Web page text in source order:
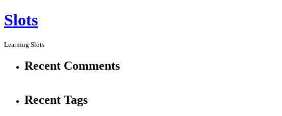
Slots
Learning Slots
Recent Comments
Recent Tags